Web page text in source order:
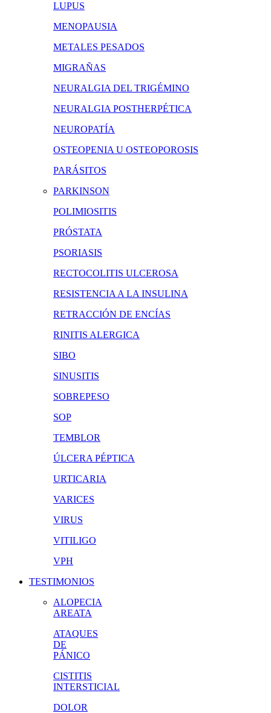
LUPUS
MENOPAUSIA
METALES PESADOS
MIGRAÑAS
NEURALGIA DEL TRIGÉMINO
NEURALGIA POSTHERPÉTICA
NEUROPATÍA
OSTEOPENIA U OSTEOPOROSIS
PARÁSITOS
PARKINSON
POLIMIOSITIS
PRÓSTATA
PSORIASIS
RECTOCOLITIS ULCEROSA
RESISTENCIA A LA INSULINA
RETRACCIÓN DE ENCÍAS
RINITIS ALERGICA
SIBO
SINUSITIS
SOBREPESO
SOP
TEMBLOR
ÚLCERA PÉPTICA
URTICARIA
VARICES
VIRUS
VITILIGO
VPH
TESTIMONIOS
ALOPECIA
AREATA
ATAQUES
DE
PÁNICO
CISTITIS
INTERSTICIAL
DOLOR